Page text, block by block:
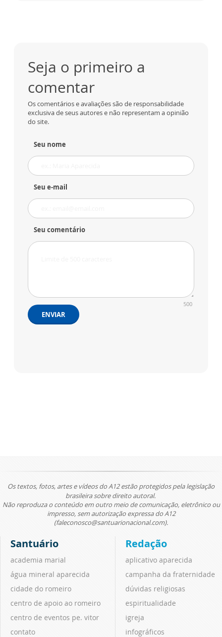
Seja o primeiro a
comentar
Os comentários e avaliações são de responsabilidade
exclusiva de seus autores e não representam a opinião
do site.
Seu nome
Seu e-mail
Seu comentário
500
ENVIAR
Os textos, fotos, artes e vídeos do A12 estão protegidos pela legislação
brasileira sobre direito autoral.
Não reproduza o conteúdo em outro meio de comunicação, eletrônico ou
impresso, sem autorização expressa do A12
(faleconosco@santuarionacional.com).
Santuário
academia marial
água mineral aparecida
cidade do romeiro
centro de apoio ao romeiro
centro de eventos pe. vitor
contato
Redação
aplicativo aparecida
campanha da fraternidade
dúvidas religiosas
espiritualidade
igreja
infográficos